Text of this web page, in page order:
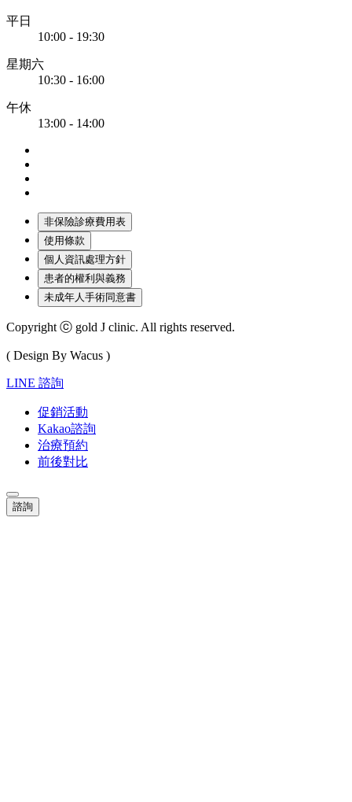
平日
10:00 - 19:30
星期六
10:30 - 16:00
午休
13:00 - 14:00
非保險診療費用表
使用條款
個人資訊處理方針
患者的權利與義務
未成年人手術同意書
Copyright ⓒ gold J clinic. All rights reserved.
( Design By Wacus )
LINE 諮詢
促銷活動
Kakao諮詢
治療預約
前後對比
諮詢